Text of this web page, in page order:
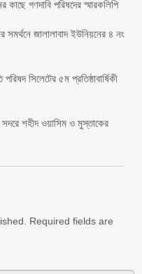
গণদাবি পরিষদের স্মারকলিপি
সমর্থনে জালালাবাদ ইউনিয়নের ৪ নং
সিলেটের ৫ম প্রতিষ্ঠাবার্ষিকী
সদরে শহীদ ওয়াসিম ও মুস্তাকের
Required fields are